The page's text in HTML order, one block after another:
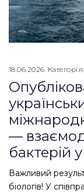
18.06.2026 Категорія:
—
бактерій
Важливий
біологів! У